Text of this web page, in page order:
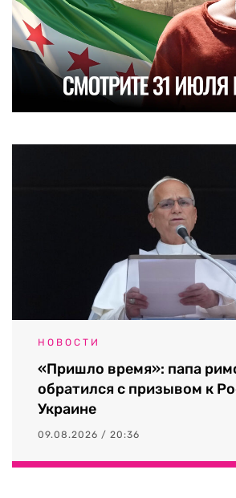
НОВОСТИ
«Пришло время»: папа
обратился с призывом к
Украине
09.08.2026 / 20:36